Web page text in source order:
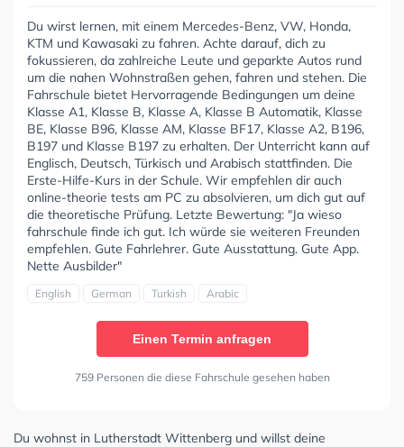
Du wirst lernen, mit einem Mercedes-Benz, VW, Honda,
KTM und Kawasaki zu fahren. Achte darauf, dich zu
fokussieren, da zahlreiche Leute und geparkte Autos rund
um die nahen Wohnstraßen gehen, fahren und stehen. Die
Fahrschule bietet Hervorragende Bedingungen um deine
Klasse A1, Klasse B, Klasse A, Klasse B Automatik, Klasse
BE, Klasse B96, Klasse AM, Klasse BF17, Klasse A2, B196,
B197 und Klasse B197 zu erhalten. Der Unterricht kann auf
Englisch, Deutsch, Türkisch und Arabisch stattfinden. Die
Erste-Hilfe-Kurs in der Schule. Wir empfehlen dir auch
online-theorie tests am PC zu absolvieren, um dich gut auf
die theoretische Prüfung. Letzte Bewertung: "Ja wieso
fahrschule finde ich gut. Ich würde sie weiteren Freunden
empfehlen. Gute Fahrlehrer. Gute Ausstattung. Gute App.
Nette Ausbilder"
English German Turkish Arabic
Einen Termin anfragen
759 Personen die diese Fahrschule gesehen haben
Du wohnst in Lutherstadt Wittenberg und willst deine